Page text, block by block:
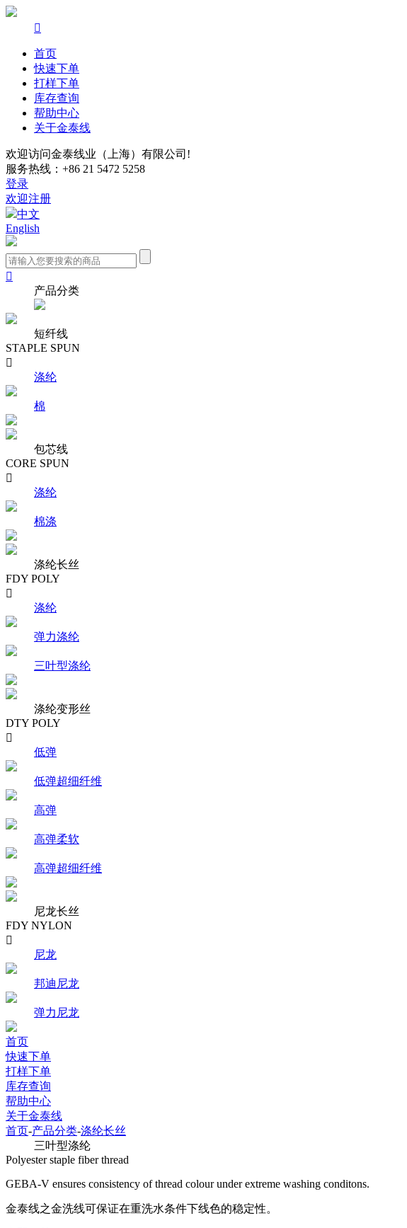

首页
快速下单
打样下单
库存查询
帮助中心
关于金泰线
欢迎访问金泰线业（上海）有限公司!
服务热线：+86 21 5472 5258
登录
欢迎注册
中文
English

产品分类
短纤线
STAPLE SPUN

涤纶
棉
包芯线
CORE SPUN

涤纶
棉涤
涤纶长丝
FDY POLY

涤纶
弹力涤纶
三叶型涤纶
涤纶变形丝
DTY POLY

低弹
低弹超细纤维
高弹
高弹柔软
高弹超细纤维
尼龙长丝
FDY NYLON

尼龙
邦迪尼龙
弹力尼龙
首页
快速下单
打样下单
库存查询
帮助中心
关于金泰线
首页-产品分类-涤纶长丝
三叶型涤纶
Polyester staple fiber thread
GEBA-V ensures consistency of thread colour under extreme washing conditons.
金泰线之金洗线可保证在重洗水条件下线色的稳定性。